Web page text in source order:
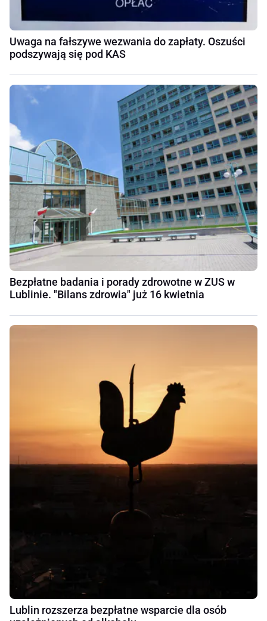
Uwaga na fałszywe wezwania do zapłaty. Oszuści
podszywają się pod KAS
Bezpłatne badania i porady zdrowotne w ZUS w
Lublinie. "Bilans zdrowia" już 16 kwietnia
Lublin rozszerza bezpłatne wsparcie dla osób